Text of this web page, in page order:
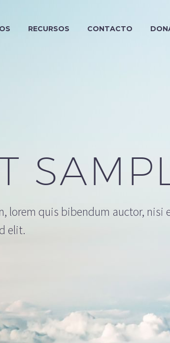
RECURSOS CONTACTO
lorem quis bibendum auctor, nisi
elit.